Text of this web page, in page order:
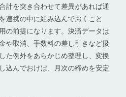
計を突き合わせて差異があれば通
連携の中に組み込んでおくこと
の前提になります。決済データは
や取消、手数料の差し引きなど扱
た例外をあらかじめ整理し、変換
込んでおけば、月次の締めを安定